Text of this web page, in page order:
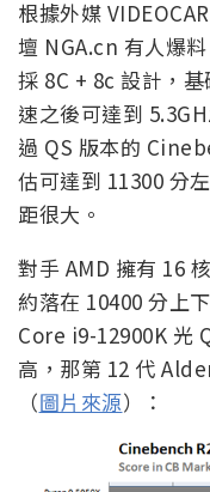
根據外媒
壇 NGA.cn 有人爆
採 8C + 8c 設計，
速之後可達到
過 QS 版本的
估可達到 11300 分
距很大。
對手 AMD 擁有 16
約落在 10400 分上
Core i9-12900K 光
高，那第 12 代
（圖片來源）：